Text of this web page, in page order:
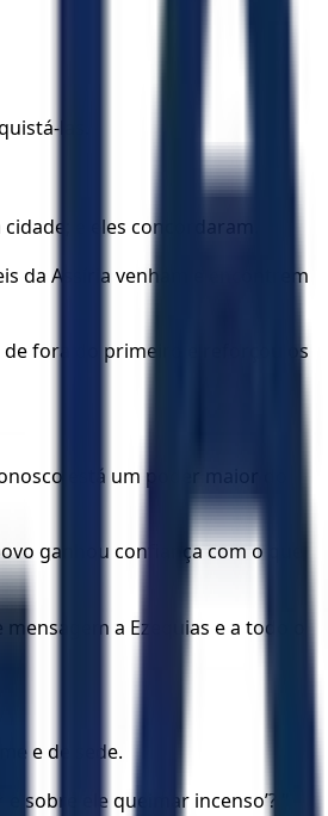
las.
e eles concordaram.
da Assíria venham e encontrem
fora do primeiro e reforçou os
está um poder maior do
ganhou confiança com o que
a Ezequias e a todo o
e de sede.
sobre ele queimar incenso’? "